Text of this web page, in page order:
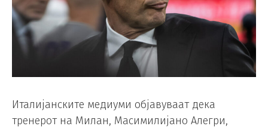
Италијанските медиуми објавуваат дека
тренерот на Милан, Масимилијано Алегри,